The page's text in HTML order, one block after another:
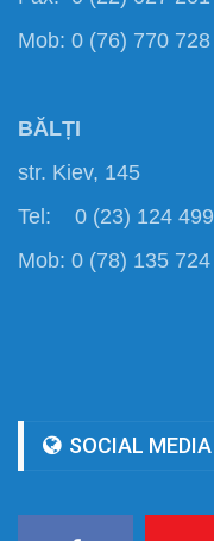
Mob: 0 (76) 770 728
BĂLȚI
str. Kiev, 145
Tel: 0 (23) 124 499
Mob: 0 (78) 135 724
SOCIAL MEDIA